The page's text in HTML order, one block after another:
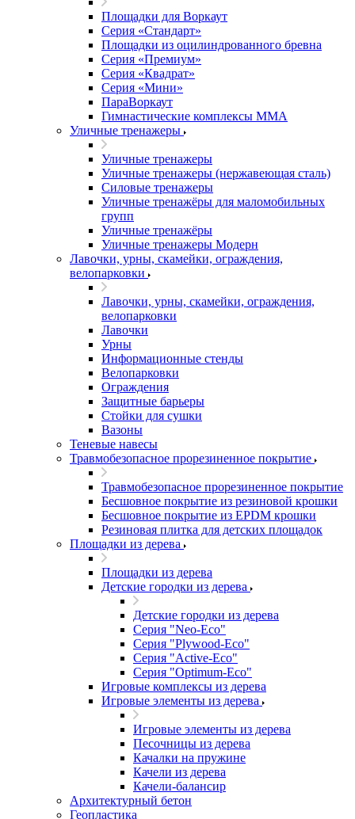
Площадки для Воркаут
Серия «Стандарт»
Площадки из оцилиндрованного бревна
Серия «Премиум»
Серия «Квадрат»
Серия «Мини»
ПараВоркаут
Гимнастические комплексы ММА
Уличные тренажеры
Уличные тренажеры
Уличные тренажеры (нержавеющая сталь)
Силовые тренажеры
Уличные тренажёры для маломобильных
групп
Уличные тренажёры
Уличные тренажеры Модерн
Лавочки, урны, скамейки, ограждения,
велопарковки
Лавочки, урны, скамейки, ограждения,
велопарковки
Лавочки
Урны
Информационные стенды
Велопарковки
Ограждения
Защитные барьеры
Стойки для сушки
Вазоны
Теневые навесы
Травмобезопасное прорезиненное покрытие
Травмобезопасное прорезиненное покрытие
Бесшовное покрытие из резиновой крошки
Бесшовное покрытие из EPDM крошки
Резиновая плитка для детских площадок
Площадки из дерева
Площадки из дерева
Детские городки из дерева
Детские городки из дерева
Серия "Neo-Eco"
Серия "Plywood-Eco"
Серия "Active-Eco"
Серия "Оptimum-Еco"
Игровые комплексы из дерева
Игровые элементы из дерева
Игровые элементы из дерева
Песочницы из дерева
Качалки на пружине
Качели из дерева
Качели-балансир
Архитектурный бетон
Геопластика